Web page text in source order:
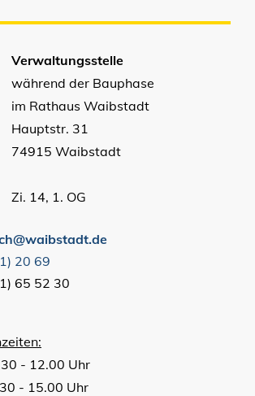
Verwaltungsstelle
während der Bauphase
im Rathaus Waibstadt
Hauptstr. 31
74915 Waibstadt
Zi. 14, 1. OG
20 69
65 52 30
- 12.00 Uhr
- 15.00 Uhr